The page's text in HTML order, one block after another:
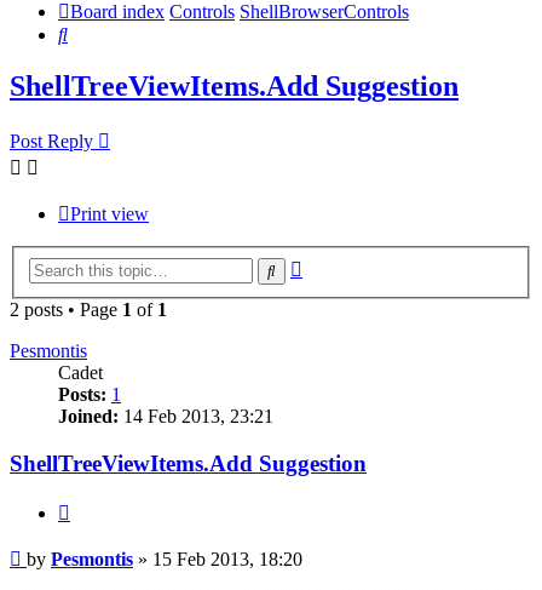
Board index Controls ShellBrowserControls
Search
ShellTreeViewItems.Add Suggestion
Post Reply
Print view
Search
2 posts • Page 1 of 1
Pesmontis
Cadet
Posts: 1
Joined: 14 Feb 2013, 23:21
ShellTreeViewItems.Add Suggestion
Post
by Pesmontis » 15 Feb 2013, 18:20